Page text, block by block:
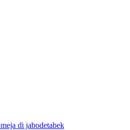
di jabodetabek